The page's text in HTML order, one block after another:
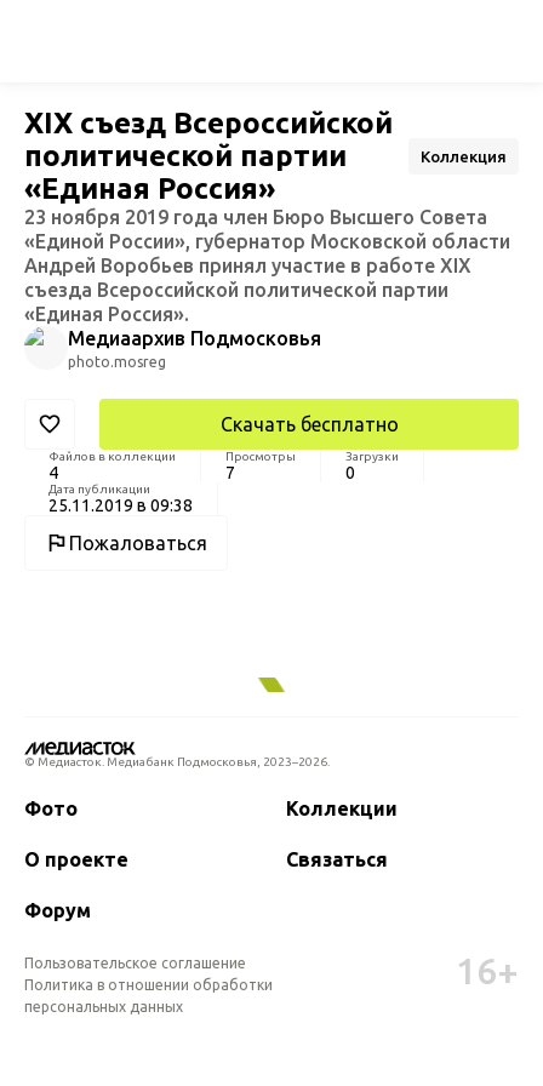
XIX съезд Всероссийской
политической партии
«Единая Россия»
Коллекция
23 ноября 2019 года член Бюро Высшего Совета
«Единой России», губернатор Московской области
Андрей Воробьев принял участие в работе XIX
съезда Всероссийской политической партии
«Единая Россия».
Медиаархив Подмосковья
photo.mosreg
Скачать бесплатно
Файлов в коллекции
4
Просмотры
7
Загрузки
0
Дата публикации
25.11.2019 в 09:38
Пожаловаться
© Медиасток. Медиабанк Подмосковья, 2023–2026.
Фото Коллекции
О проекте Связаться
Форум
Пользовательское соглашение
Политика в отношении обработки
персональных данных
16+